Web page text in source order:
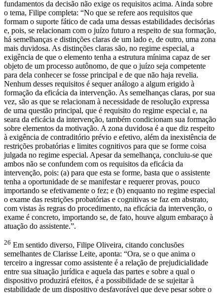
fundamentos da decisão não exige os requisitos acima. Ainda sobre
o tema, Filipe completa: “No que se refere aos requisitos que
formam o suporte fático de cada uma dessas estabilidades decisórias
e, pois, se relacionam com o juízo futuro a respeito de sua formação,
há semelhanças e distinções claras de um lado e, de outro, uma zona
mais duvidosa. As distinções claras são, no regime especial, a
exigência de que o elemento tenha a estrutura mínima capaz de ser
objeto de um processo autônomo, de que o juízo seja competente
para dela conhecer se fosse principal e de que não haja revelia.
Nenhum desses requisitos é sequer análogo a algum erigido à
formação da eficácia da intervenção. As semelhanças claras, por sua
vez, são as que se relacionam à necessidade de resolução expressa
de uma questão principal, que é requisito do regime especial e, na
seara da eficácia da intervenção, também condicionam sua formação
sobre elementos da motivação. A zona duvidosa é a que diz respeito
à exigência de contraditório prévio e efetivo, além da inexistência de
restrições probatórias e limites cognitivos para que se forme coisa
julgada no regime especial. Apesar da semelhança, concluiu-se que
ambos não se confundem com os requisitos da eficácia da
intervenção, pois: (a) para que esta se forme, basta que o assistente
tenha a oportunidade de se manifestar e requerer provas, pouco
importando se efetivamente o fez; e (b) enquanto no regime especial
o exame das restrições probatórias e cognitivas se faz em abstrato,
com vistas às regras do procedimento, na eficácia da intervenção, o
exame é concreto, importando se, de fato, houve algum embaraço à
atuação do assistente.”.
26 Em sentido diverso, Filipe Oliveira, citando conclusões
semelhantes de Clarisse Leite, aponta: “Ora, se o que anima o
terceiro a ingressar como assistente é a relação de prejudicialidade
entre sua situação jurídica e aquela das partes e sobre a qual o
dispositivo produzirá efeitos, é a possibilidade de se sujeitar à
estabilidade de um dispositivo desfavorável que deve pesar sobre o